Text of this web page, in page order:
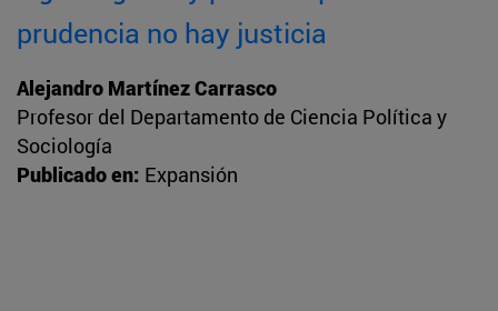
prudencia no hay justicia
Alejandro Martínez Carrasco
Profesor del Departamento de Ciencia Política y
Sociología
Publicado en: Expansión